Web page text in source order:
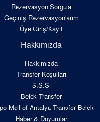
Rezervasyon Sorgula
Geçmiş Rezervasyonlarım
Üye Giriş/Kayıt
Hakkımızda
Hakkımızda
Transfer Koşulları
S.S.S.
Belek Transfer
Mall of Antalya Transfer Belek
Haber & Duyurular